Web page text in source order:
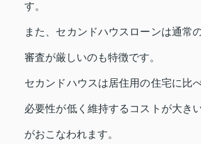
す。
また、セカンドハウスローンは通常
審査が厳しいのも特徴です。
セカンドハウスは居住用の住宅に比
必要性が低く維持するコストが大き
がおこなわれます。